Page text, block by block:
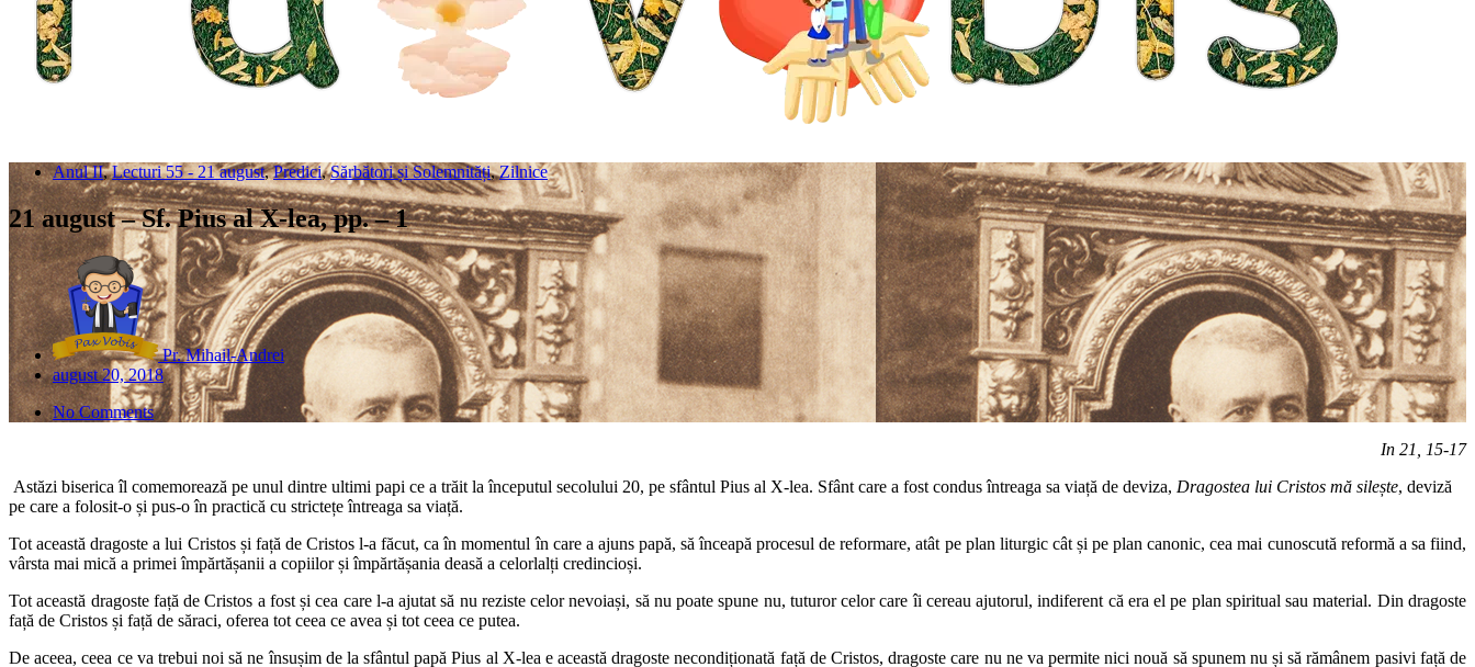
Anul II,Lecturi 55 - 21 august,Predici,Sărbători și Solemnități,Zilnice
21 august – Sf. Pius al X-lea, pp. – 1
Pr. Mihail-Andrei
august 20, 2018
No Comments
In 21, 15-17
Astăzi biserica îl comemorează pe unul dintre ultimi papi ce a trăit la începutul secolului 20, pe sfântul Pius al X-lea. Sfânt care a fost condus întreaga sa viață de deviza, Dragostea lui Cristos mă silește, deviză
pe care a folosit-o și pus-o în practică cu strictețe întreaga sa viață.
Tot această dragoste a lui Cristos și față de Cristos l-a făcut, ca în momentul în care a ajuns papă, să înceapă procesul de reformare, atât pe plan liturgic cât și pe plan canonic, cea mai cunoscută reformă a sa fiind,
vârsta mai mică a primei împărtășanii a copiilor și împărtășania deasă a celorlalți credincioși.
Tot această dragoste față de Cristos a fost și cea care l-a ajutat să nu reziste celor nevoiași, să nu poate spune nu, tuturor celor care îi cereau ajutorul, indiferent că era el pe plan spiritual sau material. Din dragoste
față de Cristos și față de săraci, oferea tot ceea ce avea și tot ceea ce putea.
De aceea, ceea ce va trebui noi să ne însușim de la sfântul papă Pius al X-lea e această dragoste necondiționată față de Cristos, dragoste care nu ne va permite nici nouă să spunem nu și să rămânem pasivi față de